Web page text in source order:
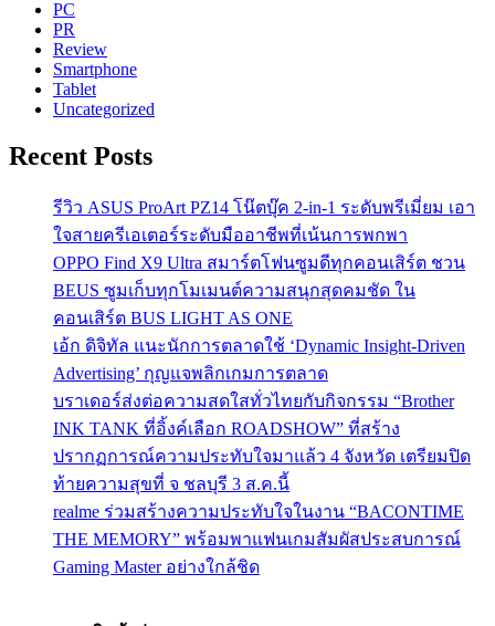
PC
PR
Review
Smartphone
Tablet
Uncategorized
Recent Posts
รีวิว ASUS ProArt PZ14 โน๊ตบุ๊ค 2-in-1 ระดับพรีเมี่ยม เอา
ใจสายครีเอเตอร์ระดับมืออาชีพที่เน้นการพกพา
OPPO Find X9 Ultra สมาร์ตโฟนซูมดีทุกคอนเสิร์ต ชวน
BEUS ซูมเก็บทุกโมเมนต์ความสนุกสุดคมชัด ใน
คอนเสิร์ต BUS LIGHT AS ONE
เอ้ก ดิจิทัล แนะนักการตลาดใช้ ‘Dynamic Insight-Driven
Advertising’ กุญแจพลิกเกมการตลาด
บราเดอร์ส่งต่อความสดใสทั่วไทยกับกิจกรรม “Brother
INK TANK ที่อิ้งค์เลือก ROADSHOW” ที่สร้าง
ปรากฏการณ์ความประทับใจมาแล้ว 4 จังหวัด เตรียมปิด
ท้ายความสุขที่ จ ชลบุรี 3 ส.ค.นี้
realme ร่วมสร้างความประทับใจในงาน “BACONTIME
THE MEMORY” พร้อมพาแฟนเกมสัมผัสประสบการณ์
Gaming Master อย่างใกล้ชิด